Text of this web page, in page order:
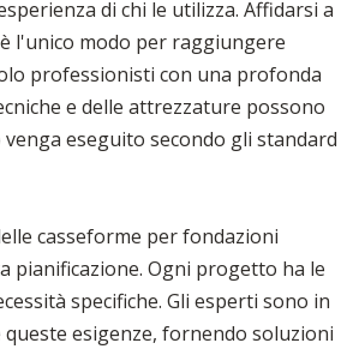
di chi le utilizza. Affidarsi a
l'unico modo per raggiungere
professionisti con una profonda
e delle attrezzature possono
eseguito secondo gli standard
casseforme per fondazioni
pianificazione. Ogni progetto ha le
specifiche. Gli esperti sono in
esigenze, fornendo soluzioni